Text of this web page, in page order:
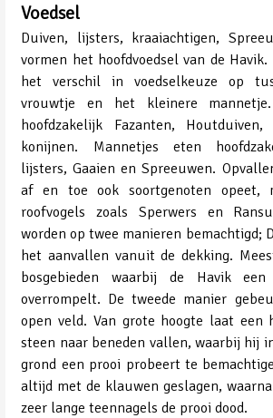
Voedsel
Duiven, lijsters, kraaiachtigen,
vormen het hoofdvoedsel van de
het verschil in voedselkeuze op
vrouwtje en het kleinere
hoofdzakelijk Fazanten,
konijnen. Mannetjes eten
lijsters, Gaaien en Spreeuwen.
af en toe ook soortgenoten opeet,
roofvogels zoals Sperwers en
worden op twee manieren bemachtigd;
het aanvallen vanuit de dekking.
bosgebieden waarbij de Havik
overrompelt. De tweede manier
open veld. Van grote hoogte laat een
steen naar beneden vallen, waarbij hij
grond een prooi probeert te
altijd met de klauwen geslagen,
zeer lange teennagels de prooi dood.